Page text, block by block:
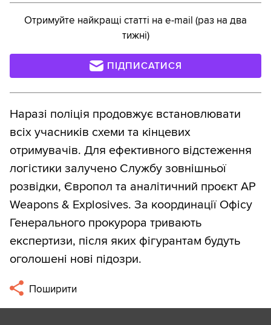
Отримуйте найкращі статті на e-mail (раз на два
тижні)
ПІДПИСАТИСЯ
Наразі поліція продовжує встановлювати
всіх учасників схеми та кінцевих
отримувачів. Для ефективного відстеження
логістики залучено Службу зовнішньої
розвідки, Європол та аналітичний проєкт AP
Weapons & Explosives. За координації Офісу
Генерального прокурора тривають
експертизи, після яких фігурантам будуть
оголошені нові підозри.
Поширити